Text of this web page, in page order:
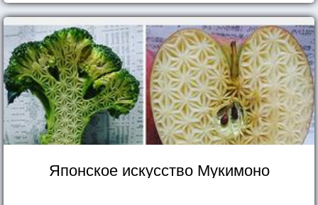
Японское искусство Мукимоно